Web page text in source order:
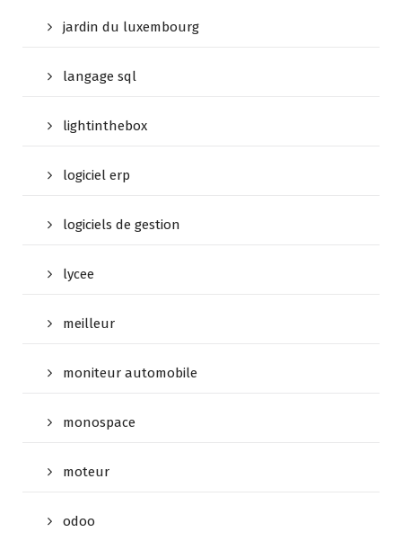
jardin du luxembourg
langage sql
lightinthebox
logiciel erp
logiciels de gestion
lycee
meilleur
moniteur automobile
monospace
moteur
odoo